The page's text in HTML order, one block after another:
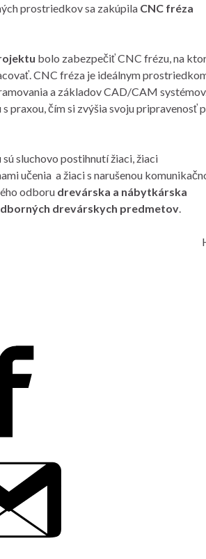
prostriedkov sa zakúpila CNC fréza
bolo zabezpečiť CNC frézu, na
CNC fréza je ideálnym
a základov CAD/CAM
praxou, čím si zvýšia svoju pripravenosť
sú sluchovo postihnutí žiaci, žiaci
učenia a žiaci s narušenou
odboru drevárska a nábytkárska
drevárskych predmetov